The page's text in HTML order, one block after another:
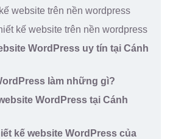
website trên nền wordpress
kế website trên nền wordpress
WordPress uy tín tại Cánh
làm những gì?
WordPress tại Cánh
kế website WordPress của